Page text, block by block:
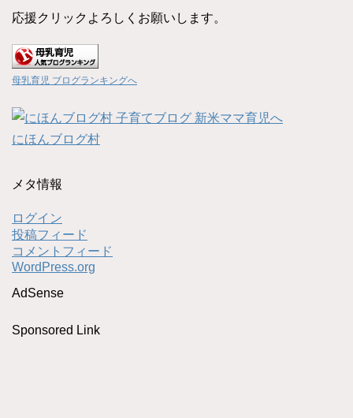
応援クリックよろしくお願いします。
母乳育児 ブログランキングへ
にほんブログ村
メタ情報
ログイン
投稿フィード
コメントフィード
WordPress.org
AdSense
Sponsored Link